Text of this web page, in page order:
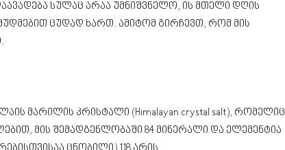
სულაც არაა უმნიშვნელო, ის მთელი დღის
ცუდად ხართ. ამიტომ გირჩევთ, რომ მის
მარილის კრისტალი (Himalayan crystal salt), რომელიც
მის შემადგენლობაში 84 მინერალი და ელემენტია